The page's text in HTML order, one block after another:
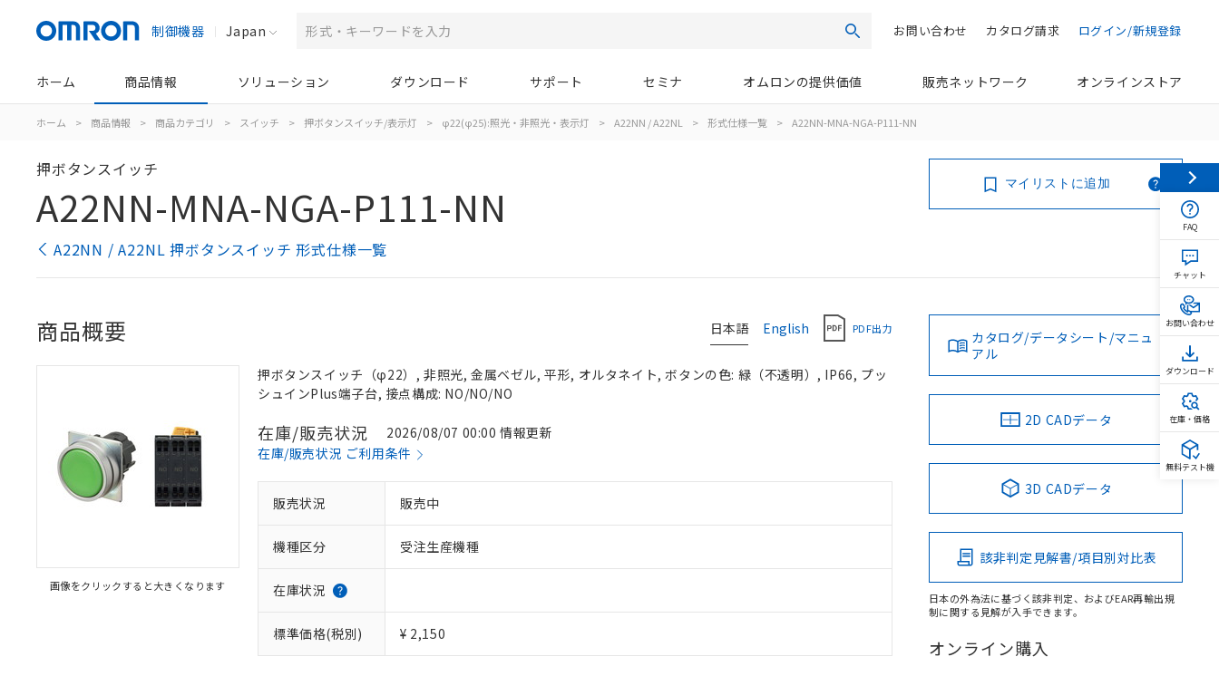
制御機器 Japan 検索 ログイン/新規登録
カタログ請求
お問い合わせ
ホーム 商品情報 ソリューション ダウンロード サポート セミナ オムロンの提供価値 販売ネットワーク オンラインストア
ホーム > 商品情報 > 商品カテゴリ > スイッチ > 押ボタンスイッチ/表示灯 > φ22(φ25):照光・非照光・表示灯 > A22NN / A22NL > 形式仕様一覧 > A22NN-MNA-NGA-P111-NN
押ボタンスイッチ
A22NN-MNA-NGA-P111-NN
A22NN / A22NL 押ボタンスイッチ 形式仕様一覧
マイリストに追加
日本語 English PDF出力
商品概要
画像をクリックすると大きくなります
押ボタンスイッチ（φ22）, 非照光, 金属ベゼル, 平形, オルタネイト, ボタンの色: 緑（不透明）, IP66, プッ
シュインPlus端子台, 接点構成: NO/NO/NO
在庫/販売状況
2026/08/07 00:00 情報更新
在庫/販売状況 ご利用条件
販売状況 販売中
機種区分 受注生産機種
在庫状況
標準価格(税別) ¥ 2,150
カタログ/データシート/マニュ
アル
2D CADデータ
3D CADデータ
該非判定見解書/項目別対比表
日本の外為法に基づく該非判定、およびEAR再輸出規
制に関する見解が入手できます。
オンライン購入
FAQ
チャット
お問い合わせ
ダウンロード
在庫・価格
無料テスト機